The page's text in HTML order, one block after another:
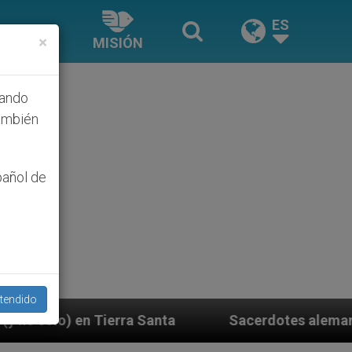
MISIÓN
ES
Sacerdotes alemanes fieles al Papa
×
de